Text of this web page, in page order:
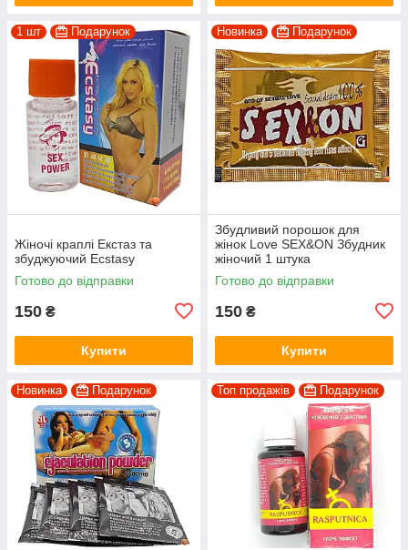
1 шт Подарунок
Жіночі краплі Екстаз та
збуджуючий Ecstasy
Готово до відправки
150 ₴
Купити
Новинка Подарунок
Збудливий порошок для
жінок Love SEX&ON Збудник
жіночий 1 штука
Готово до відправки
150 ₴
Купити
Новинка Подарунок Топ продажів Подарунок